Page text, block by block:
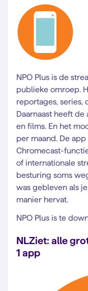
NPO Plus is de
publieke omroep.
reportages, series,
Daarnaast heeft
en films. En het
per maand. De
Chromecast-
of internationale
besturing soms
was gebleven als
manier hervat.
NPO Plus is te
NLZiet: alle
1 app